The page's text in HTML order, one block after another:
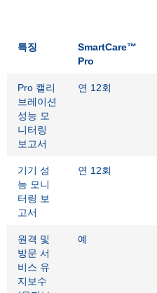
특징
SmartCare™
Pro
Pro 캘리
브레이션
성능 모
니터링
보고서
연 12회
기기 성
능 모니
터링 보
고서
연 12회
원격 및
방문 서
비스 유
지보수
예